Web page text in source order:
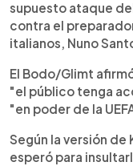
supuesto ataque
contra el
italianos, Nuno
El Bodo/Glimt
"el público tenga
"en poder de la
Según la versión de
esperó para